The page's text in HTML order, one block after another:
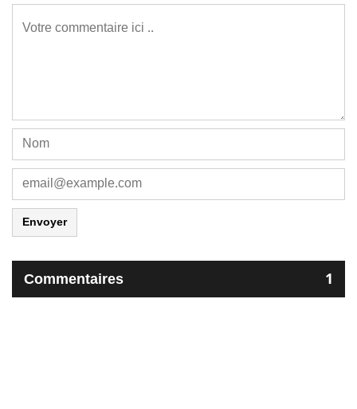
Envoyer
Commentaires 1